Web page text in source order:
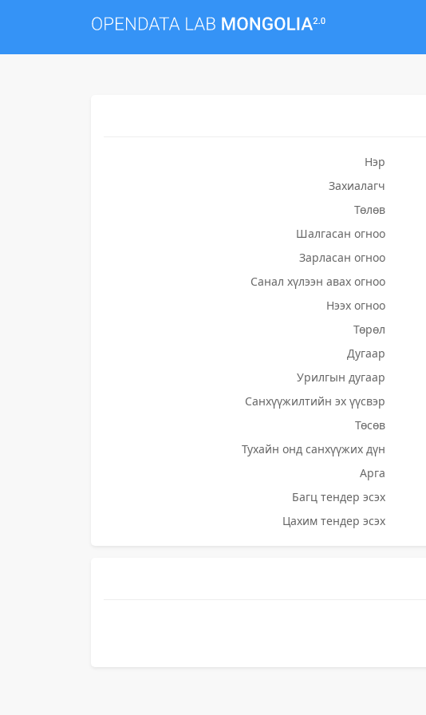
Нэр
Захиалагч
Төлөв
Шалгасан огноо
Зарласан огноо
Санал хүлээн авах огноо
Нээх огноо
Төрөл
Дугаар
Урилгын дугаар
Санхүүжилтийн эх үүсвэр
Төсөв
Тухайн онд санхүүжих дүн
Арга
Багц тендер эсэх
Цахим тендер эсэх